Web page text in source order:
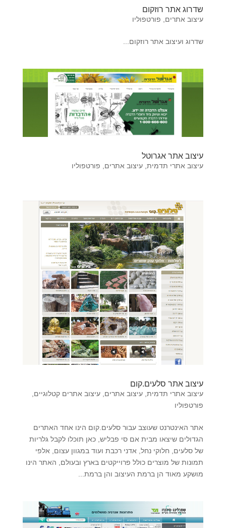
שדרוג אתר רוזקום
עיצוב אתרים פורטפוליו
שדרוג ועיצוב אתר רוזקום...
עיצוב אתר אגרוטל
עיצוב אתרי תדמית, עיצוב אתרים, פורטפוליו
עיצוב אתר סלעים.קום
עיצוב אתרי תדמית, עיצוב אתרים עיצוב אתרים קטלוגיים
פורטפוליו
אתר האינטרנט שעוצב עבור סלעים.קום הינו אחד האתרים
הגדולים שיצאו מבית אם סי פבליש, כאן תוכלו לקבל גלריות
של סלעים, חלוקי נחל, אדני רכבת ועוד במגוון עצום, אלפי
תמונות של מוצרים כולל פרוייקטים בארץ ובעולם, האתר הינו
מושקע מאוד הן ברמת העיצוב והן ברמת...